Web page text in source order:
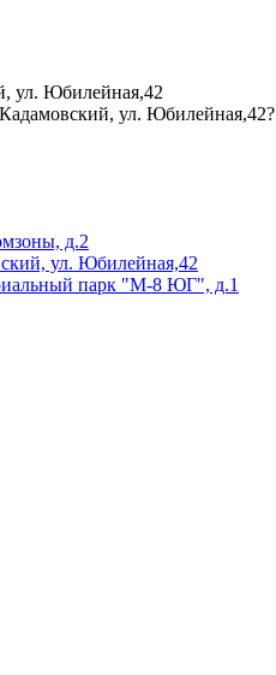
ул. Юбилейная,42
ул. Юбилейная,42?
д.2
ул. Юбилейная,42
парк "М-8 ЮГ", д.1